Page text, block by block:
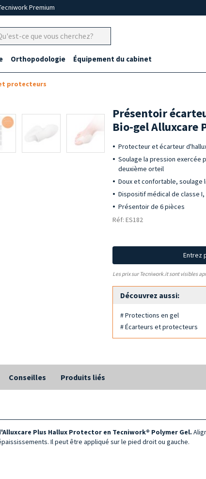
Premium
Orthopodologie Équipement du cabinet
protecteurs
Présentoir
Bio-gel Alluxcare
Protecteur et écarteur
Soulage la pression exercée
deuxième orteil
Doux et confortable,
Dispositif médical de classe
Présentoir de 6 pièces
Réf: ES182
Entrez
Les prix sur Tecniwork.it sont visibles
Découvrez aussi:
# Protections en gel
# Écarteurs et protecteurs
Conseilles Produits liés
Plus Hallux Protector en Tecniwork® Polymer Gel.
Il peut être appliqué sur le pied droit ou gauche.